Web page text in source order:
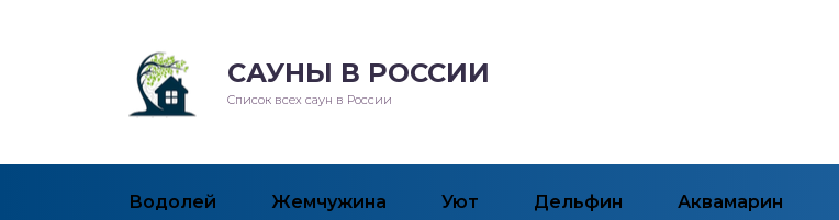
САУНЫ В РОССИИ
Список всех саун в России
Водолей Жемчужина Уют Дельфин Аквамарин